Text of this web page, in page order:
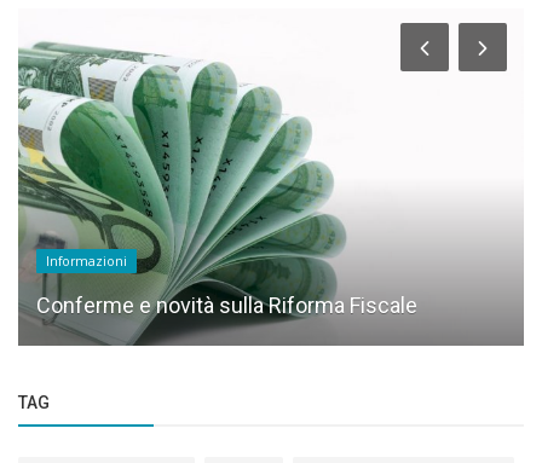
Informazioni
Conferme e novità sulla Riforma Fiscale
TAG